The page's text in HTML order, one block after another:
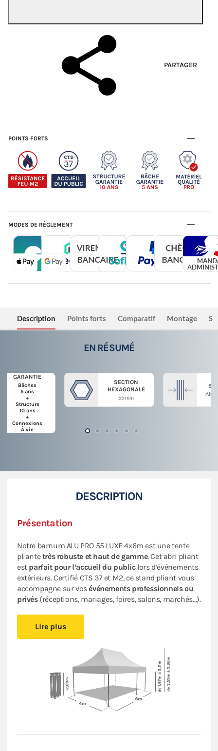
PARTAGER
POINTS FORTS
MODES DE RÈGLEMENT
Description Points forts Comparatif Montage
EN RÉSUMÉ
GARANTIE
Bâches
5 ans
+
Structure
10 ans
+
Connexions
À vie
SECTION
HEXAGONALE
55 mm
DESCRIPTION
Présentation
Notre barnum ALU PRO 55 LUXE 4x6m est une tente
pliantetrès robuste et haut de gamme. Cet abri pliant
estparfait pour l’accueil du publiclors d’événements
extérieurs.Certifié CTS 37 et M2, ce stand pliant vous
accompagne sur vosévénements professionnels ou
privés (réceptions, mariages, foires, salons, marchés…).
installer rapidement sans avoir besoin d’outil. Cette
tonnelle pliante très performante offre une
esthétique professionnelle
matériaux de qualité supérieure utilisés garantissent
la longévitéde votre tente pliante.
Sa bâche en PVC épais de 580 g/m² est aussi
résistante et imperméableque celles des remorques
utilisationintensive.
Lire plus